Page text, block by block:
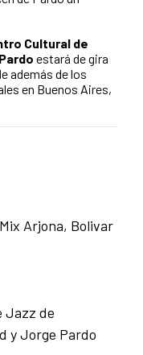
Cultural de
estará de gira
además de los
en Buenos Aires,
Arjona, Bolivar
Jazz de
y Jorge Pardo